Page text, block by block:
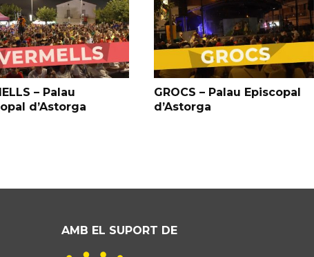
– Palau
d’Astorga
GROCS – Palau Episcopal
d’Astorga
AMB EL SUPORT DE